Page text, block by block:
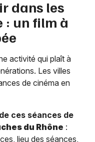
dans les
: un film à
activité qui plaît à
Les villes
de cinéma en
ces séances de
du Rhône :
lieu des séances,